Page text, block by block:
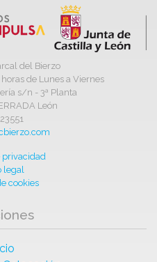
del Bierzo
de Lunes a Viernes
s/n - 3ª Planta
León
privacidad
legal
cookies